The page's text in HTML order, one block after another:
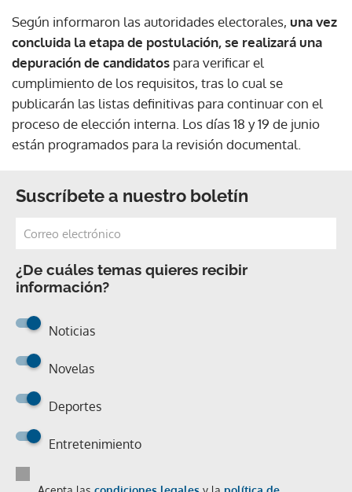
Según informaron las autoridades electorales, una vez
concluida la etapa de postulación, se realizará una
depuración de candidatos para verificar el
cumplimiento de los requisitos, tras lo cual se
publicarán las listas definitivas para continuar con el
proceso de elección interna. Los días 18 y 19 de junio
están programados para la revisión documental.
Suscríbete a nuestro boletín
¿De cuáles temas quieres recibir
información?
Noticias
Novelas
Deportes
Entretenimiento